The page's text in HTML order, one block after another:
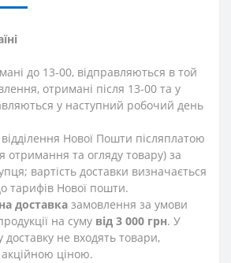
до 13-00, відправляються в той
отримані після 13-00 та у
у наступний робочий день
Нової Пошти післяплатою
отримання та огляду товару) за
вартість доставки визначається
тарифів Нової пошти.
доставка замовлення за умови
на суму від 3 000 грн. У
доставку не входять товари,
ціною.